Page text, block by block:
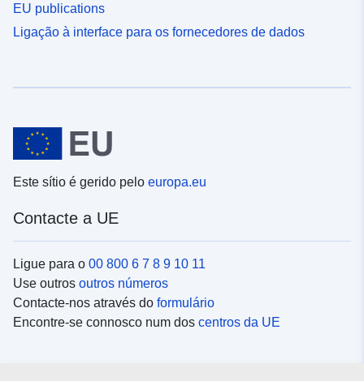
EU publications
Ligação à interface para os fornecedores de dados
Este sítio é gerido pelo europa.eu
Contacte a UE
Ligue para o 00 800 6 7 8 9 10 11
Use outros outros números
Contacte-nos através do formulário
Encontre-se connosco num dos centros da UE